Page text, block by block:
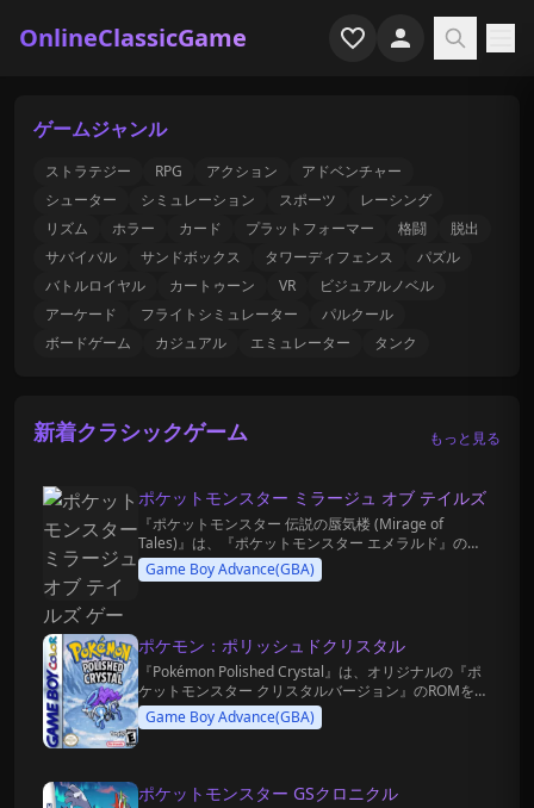
OnlineClassicGame
シューター
シミュレーション
ホラー
アーケード
最近プレイ
ゲームジャンル
ストラテジー RPG アクション
アドベンチャー
シューター
シミュレーション スポーツ
レーシング
リズム
ホラー カード プラットフォーマー 格闘
脱出
サバイバル
サンドボックス タワーディフェンス
パズル
バトルロイヤル
カートゥーン VR
ビジュアルノベル
アーケード
フライトシミュレーター
パルクール
ボードゲーム
カジュアル エミュレーター タンク
新着クラシックゲーム もっと見る
ポケットモンスター ミラージュ オブ テイルズ
『ポケットモンスター 伝説の蜃気楼 (Mirage of
Tales)』は、『ポケットモンスター エメラルド』のエ
ンジンをベースに開発された、極めて奥深く革新的な
オープンワールドRPGのファンメイド改造作品です。
Game Boy Advance(GBA)
ポケモン：ポリッシュドクリスタル
『Pokémon Polished Crystal』は、オリジナルの『ポ
ケットモンスター クリスタルバージョン』のROMを完
全に逆アセンブルし、高度な再構築を施した殿堂入り
級の同人改造版ゲームです。
Game Boy Advance(GBA)
ポケットモンスター GSクロニクル